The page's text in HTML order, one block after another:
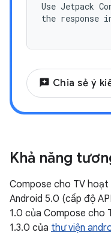
Use Jetpack
the response
reviews Chia sẻ ý
Khả năng
Compose cho TV
Android 5.0 (cấp độ
1.0 của Compose cho
1.3.0 của thư viện